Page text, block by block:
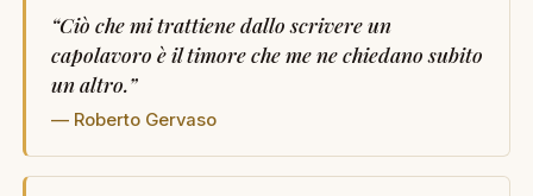
“Ciò che mi trattiene dallo scrivere un
capolavoro è il timore che me ne chiedano subito
un altro.”
— Roberto Gervaso